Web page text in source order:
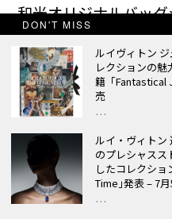
和光オリジナルバッ
ナコ）」からジュエ
2026.07.22
Gimel
点が集
DON'T MISS
ルイヴィトン
レクションの魅
籍「Fantastical
売
…
ルイ・ヴィトン
のプレシャスス
したコレクショ
Time｣発表 – 7
…